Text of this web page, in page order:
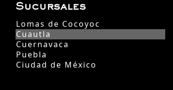
Sucursales
Lomas de Cocoyoc
Cuautla
Cuernavaca
Puebla
Ciudad de México